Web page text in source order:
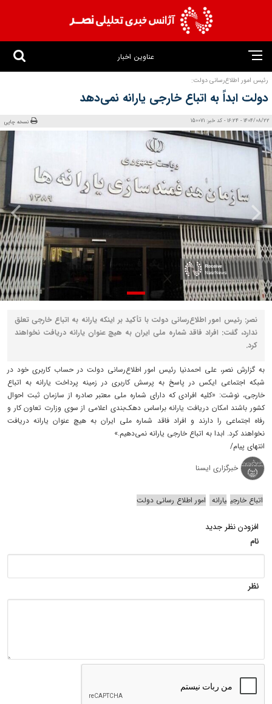
عناوین اخبار
رئیس امور اطلاع‌رسانی دولت:
دولت ابداً به اتباع خارجی یارانه نمی‌دهد
1404/08/22 - 16:24 - کد خبر: 150071 نسخه چاپی
نصر: رئیس امور اطلاع‌رسانی دولت با تأکید بر اینکه یارانه به اتباع خارجی تعلق
ندارد، گفت: افراد فاقد شماره ملی ایران به هیچ عنوان یارانه دریافت نخواهند
کرد.
به گزارش نصر، علی احمدنیا رئیس امور اطلاع‌رسانی دولت در حساب کاربری خود در
شبکه اجتماعی ایکس در پاسخ به پرسش کاربری در زمینه پرداخت یارانه به اتباع
خارجی، نوشت: «کلیه افرادی که دارای شماره ملی معتبر صادره از سازمان ثبت احوال
کشور باشند امکان دریافت یارانه براساس دهک‌بندی اعلامی از سوی وزارت تعاون کار و
رفاه اجتماعی را دارند و افراد فاقد شماره ملی ایران به هیچ عنوان یارانه دریافت
نخواهند کرد. ابدا به اتباع خارجی یارانه نمی‌دهیم.»
انتهای پیام/
خبرگزاری ایسنا
اتباع خارجی یارانه امور اطلاع رسانی دولت
افزودن نظر جدید
نام
نظر